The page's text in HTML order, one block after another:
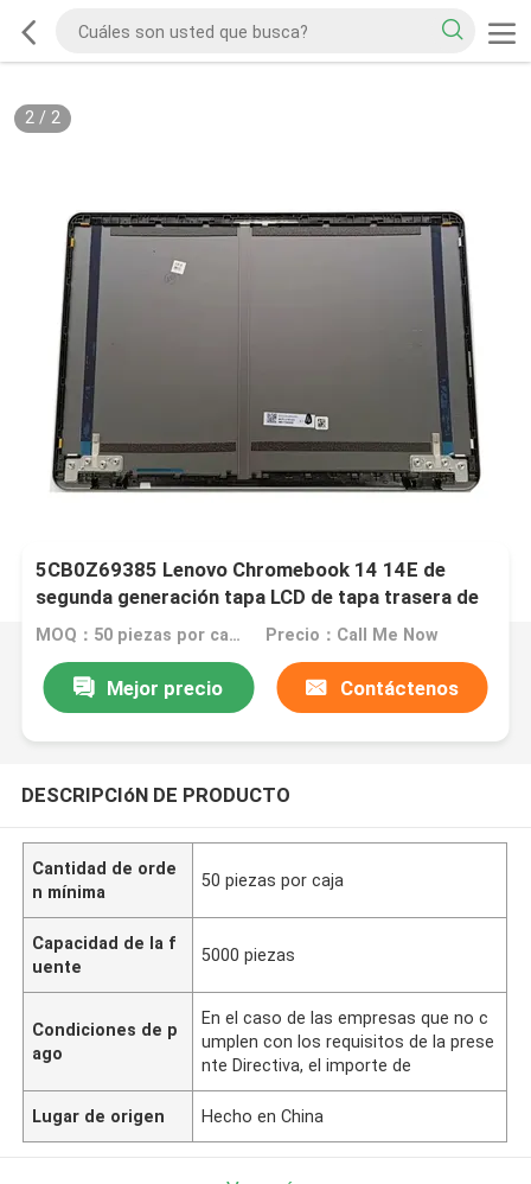
2/ 2
5CB0Z69385 Lenovo Chromebook 14 14E de
segunda generación tapa LCD de tapa trasera de
aluminio
MOQ：50 piezas por caja Precio：Call Me Now
Mejor precio Contáctenos
DESCRIPCIóN DE PRODUCTO
Cantidad de orde
n mínima
50 piezas por caja
Capacidad de la f
uente
5000 piezas
Condiciones de p
ago
En el caso de las empresas que no c
umplen con los requisitos de la prese
nte Directiva, el importe de
Lugar de origen Hecho en China